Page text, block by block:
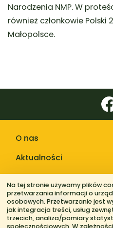
Narodzenia NMP. W
również członkowie
Małopolsce.
O nas
Aktualności
Galerie zdjęć
Na tej stronie używamy plików
przetwarzania informacji o
osobowych. Przetwarzanie jest
jak integracja treści, usług
trzecich, analiza/pomiary